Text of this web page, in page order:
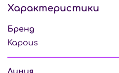
Характеристики
Бренд
Kapous